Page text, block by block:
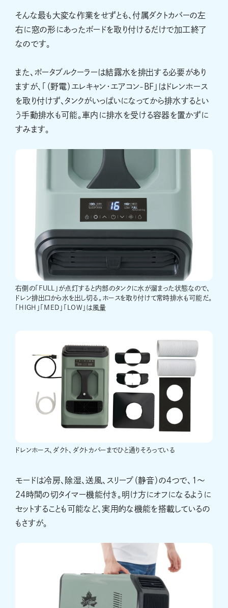
そんな最も大変な作業をせずとも、付属ダクトカバーの左
右に窓の形にあったボードを取り付けるだけで加工終了
なのです。
また、ポータブルクーラーは結露水を排出する必要があり
ますが、「（野電）エレキャン・エアコン-BF」はドレンホース
を取り付けず、タンクがいっぱいになってから排水するとい
う手動排水も可能。車内に排水を受ける容器を置かずに
すみます。
右側の「FULL」が点灯すると内部のタンクに水が溜まった状態なので、
ドレン排出口から水を出し切る。ホースを取り付けて常時排水も可能だ。
「HIGH」「MED」「LOW」は風量
ドレンホース、ダクト、ダクトカバーまでひと通りそろっている
モードは冷房、除湿、送風、スリープ（静音）の4つで、1〜
24時間の切タイマー機能付き。明け方にオフになるように
セットすることも可能など、実用的な機能を搭載しているの
もさすが。